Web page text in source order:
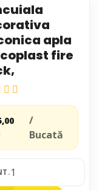
apla
fire
/
Bucată